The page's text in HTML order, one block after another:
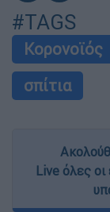
#TAGS
Κορονοϊός
σπίτια
Live όλες